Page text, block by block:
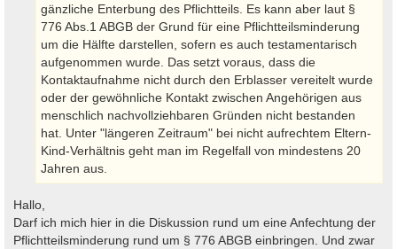
gänzliche Enterbung des Pflichtteils. Es kann aber laut §
776 Abs.1 ABGB der Grund für eine Pflichtteilsminderung
um die Hälfte darstellen, sofern es auch testamentarisch
aufgenommen wurde. Das setzt voraus, dass die
Kontaktaufnahme nicht durch den Erblasser vereitelt wurde
oder der gewöhnliche Kontakt zwischen Angehörigen aus
menschlich nachvollziehbaren Gründen nicht bestanden
hat. Unter "längeren Zeitraum" bei nicht aufrechtem Eltern-
Kind-Verhältnis geht man im Regelfall von mindestens 20
Jahren aus.
Hallo,
Darf ich mich hier in die Diskussion rund um eine Anfechtung der
Pflichtteilsminderung rund um § 776 ABGB einbringen. Und zwar